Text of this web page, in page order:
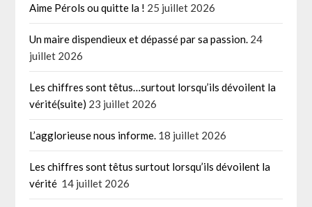
Aime Pérols ou quitte la ! 25 juillet 2026
Un maire dispendieux et dépassé par sa passion. 24
juillet 2026
Les chiffres sont têtus…surtout lorsqu’ils dévoilent la
vérité(suite) 23 juillet 2026
L’agglorieuse nous informe. 18 juillet 2026
Les chiffres sont têtus surtout lorsqu’ils dévoilent la
vérité 14 juillet 2026